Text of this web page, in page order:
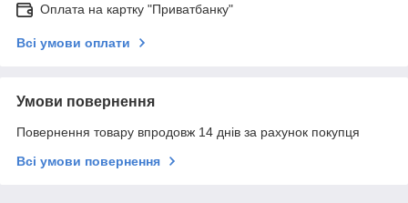
Оплата на картку "Приватбанку"
Всі умови оплати
Умови повернення
Повернення товару впродовж 14 днів за рахунок покупця
Всі умови повернення